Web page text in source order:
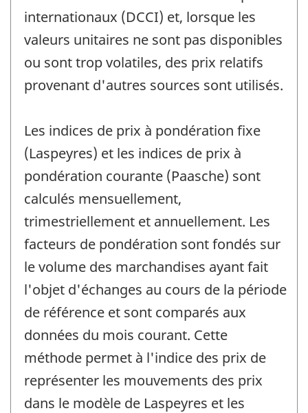
internationaux (DCCI) et, lorsque les
valeurs unitaires ne sont pas disponibles
ou sont trop volatiles, des prix relatifs
provenant d'autres sources sont utilisés.
Les indices de prix à pondération fixe
(Laspeyres) et les indices de prix à
pondération courante (Paasche) sont
calculés mensuellement,
trimestriellement et annuellement. Les
facteurs de pondération sont fondés sur
le volume des marchandises ayant fait
l'objet d'échanges au cours de la période
de référence et sont comparés aux
données du mois courant. Cette
méthode permet à l'indice des prix de
représenter les mouvements des prix
dans le modèle de Laspeyres et les